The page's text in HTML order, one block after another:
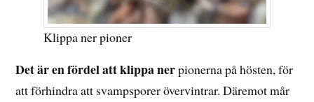
Klippa ner pioner
Det är en fördel att klippa nerpionerna på hösten, för
att förhindra att svampsporer övervintrar. Däremot mår